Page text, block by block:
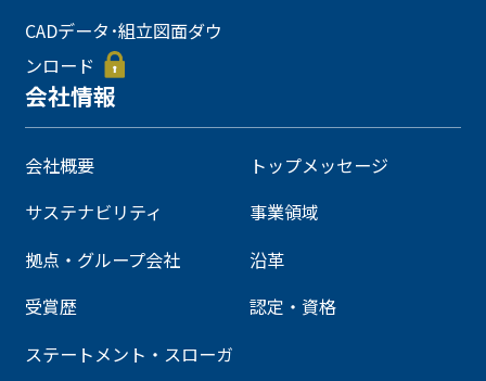
CADデータ･組立図面ダウ
ンロード
会社情報
会社概要
トップメッセージ
サステナビリティ
事業領域
拠点・グループ会社
沿革
受賞歴
認定・資格
ステートメント・スローガ